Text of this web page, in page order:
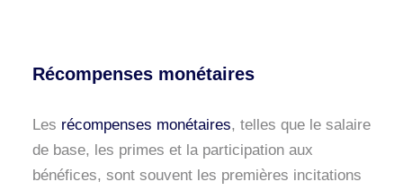
Récompenses monétaires
Les récompenses monétaires, telles que le salaire
de base, les primes et la participation aux
bénéfices, sont souvent les premières incitations